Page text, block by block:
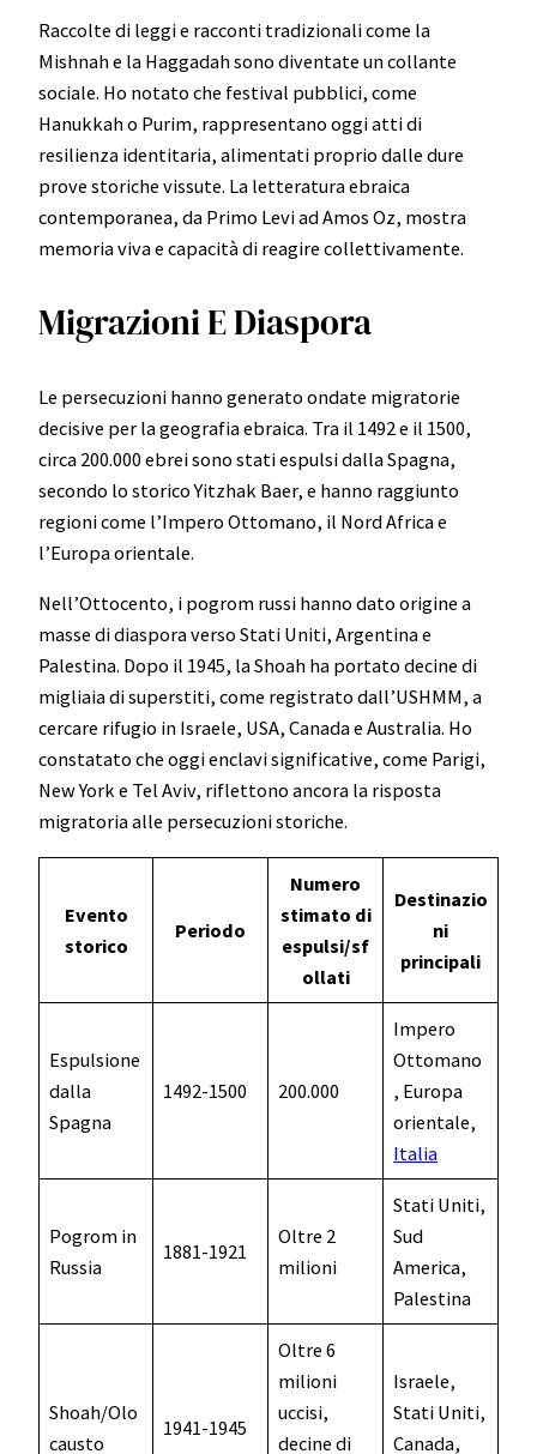
Raccolte di leggi e racconti tradizionali come la
Mishnah e la Haggadah sono diventate un collante
sociale. Ho notato che festival pubblici, come
Hanukkah o Purim, rappresentano oggi atti di
resilienza identitaria, alimentati proprio dalle dure
prove storiche vissute. La letteratura ebraica
contemporanea, da Primo Levi ad Amos Oz, mostra
memoria viva e capacità di reagire collettivamente.
Migrazioni E Diaspora
Le persecuzioni hanno generato ondate migratorie
decisive per la geografia ebraica. Tra il 1492 e il 1500,
circa 200.000 ebrei sono stati espulsi dalla Spagna,
secondo lo storico Yitzhak Baer, e hanno raggiunto
regioni come l’Impero Ottomano, il Nord Africa e
l’Europa orientale.
Nell’Ottocento, i pogrom russi hanno dato origine a
masse di diaspora verso Stati Uniti, Argentina e
Palestina. Dopo il 1945, la Shoah ha portato decine di
migliaia di superstiti, come registrato dall’USHMM, a
cercare rifugio in Israele, USA, Canada e Australia. Ho
constatato che oggi enclavi significative, come Parigi,
New York e Tel Aviv, riflettono ancora la risposta
migratoria alle persecuzioni storiche.
Evento
storico
Periodo
Numero
stimato di
espulsi/sf
ollati
Destinazio
ni
principali
Espulsione
dalla
Spagna
1492-1500 200.000
Impero
Ottomano
, Europa
orientale,
Italia
Pogrom in
Russia
1881-1921
Oltre 2
milioni
Stati Uniti,
Sud
America,
Palestina
Shoah/Olo
causto
1941-1945
Oltre 6
milioni
uccisi,
decine di
Israele,
Stati Uniti,
Canada,